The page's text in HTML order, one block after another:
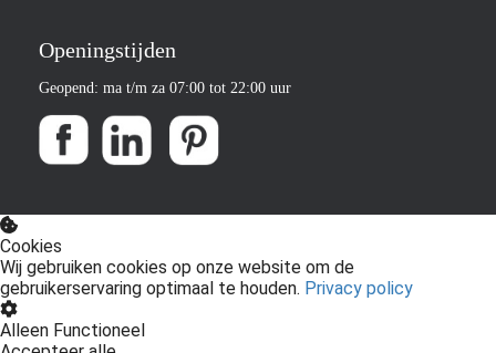
Openingstijden
Geopend: ma t/m za 07:00 tot 22:00 uur
Cookies
Wij gebruiken cookies op onze website om de
gebruikerservaring optimaal te houden. Privacy policy
Alleen Functioneel